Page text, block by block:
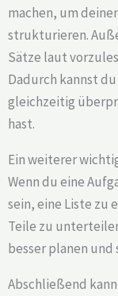
machen, um
strukturieren.
Sätze laut
Dadurch kannst
gleichzeitig
hast.
Ein weiterer
Wenn du eine
sein, eine Liste zu
Teile zu
besser planen
Abschließend